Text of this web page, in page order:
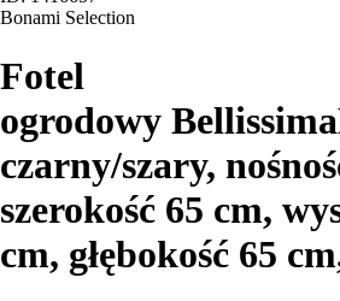
Bonami Selection
Fotel
ogrodowy Bellissima
czarny/szary,
szerokość 65 cm,
cm, głębokość 65 cm